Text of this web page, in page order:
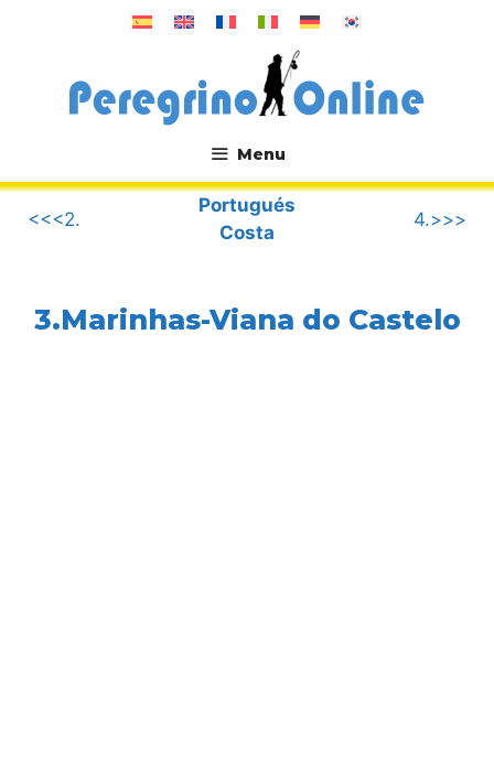
Menu
.
<<<2.
Portugués
Costa
4.>>>
3.Marinhas-Viana do Castelo